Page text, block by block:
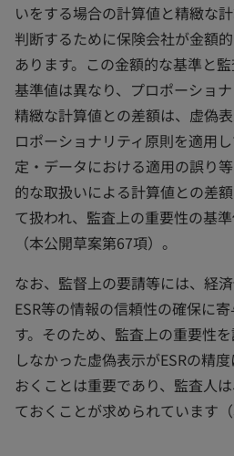
いをする場合の計算値と精緻な
判断するために保険会社が金額
あります。この金額的な基準と
基準値は異なり、プロポーショ
精緻な計算値との差額は、虚偽
ロポーショナリティ原則を適用
定・データにおける適用の誤り
的な取扱いによる計算値との差
て扱われ、監査上の重要性の基
（本公開草案第67項）。
なお、監督上の要請等には、経済
ESR等の情報の信頼性の確保に
す。そのため、監査上の重要性
しなかった虚偽表示がESRの精
おくことは重要であり、監査人
ておくことが求められています